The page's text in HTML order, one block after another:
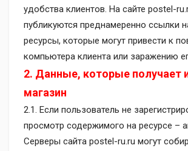
удобства клиентов. На сайте postel-
публикуются преднамеренно ссылки
ресурсы, которые могут привести к
компьютера клиента или заражению
2. Данные, которые получает
магазин
2.1. Если пользователь не
просмотр содержимого на ресурсе –
Серверы сайта postel-ru.ru могут